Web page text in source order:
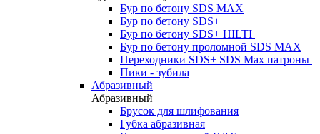
Бур по бетону SDS MAX
Бур по бетону SDS+
Бур по бетону SDS+ HILTI
Бур по бетону проломной SDS MAX
Переходники SDS+ SDS Max патроны
Пики - зубила
Абразивный
Абразивный
Брусок для шлифования
Губка абразивная